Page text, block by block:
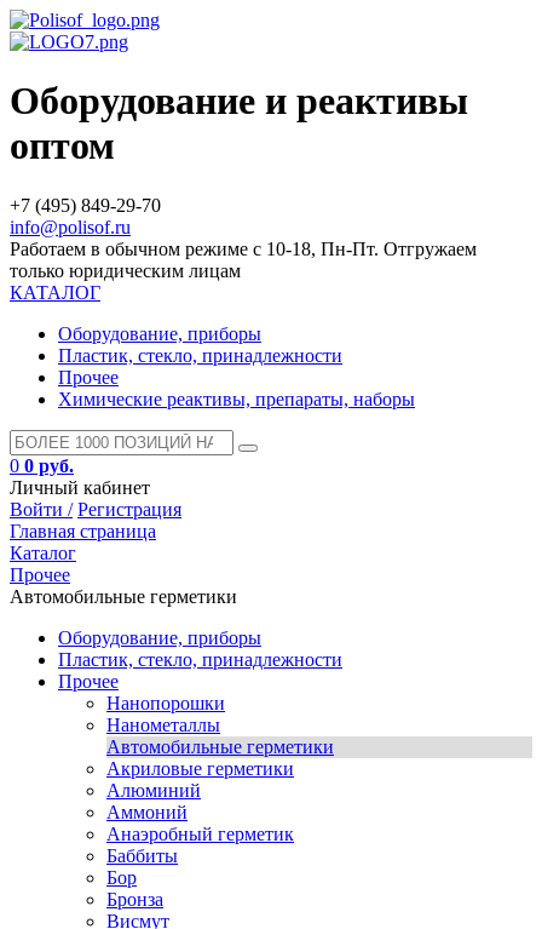
Оборудование и реактивы
оптом
+7 (495) 849-29-70
info@polisof.ru
Работаем в обычном режиме с 10-18, Пн-Пт. Отгружаем
только юридическим лицам
КАТАЛОГ
Оборудование, приборы
Пластик, стекло, принадлежности
Прочее
Химические реактивы, препараты, наборы
0 0 руб.
Личный кабинет
Войти / Регистрация
Главная страница
Каталог
Прочее
Автомобильные герметики
Оборудование, приборы
Пластик, стекло, принадлежности
Прочее
Нанопорошки
Нанометаллы
Автомобильные герметики
Акриловые герметики
Алюминий
Аммоний
Анаэробный герметик
Баббиты
Бор
Бронза
Висмут